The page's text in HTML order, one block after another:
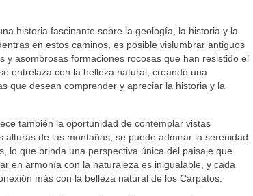
historia fascinante sobre la geología, la historia y la
en estos caminos, es posible vislumbrar antiguos
y asombrosas formaciones rocosas que han resistido el
entrelaza con la belleza natural, creando una
que desean comprender y apreciar la historia y la
también la oportunidad de contemplar vistas
alturas de las montañas, se puede admirar la serenidad
lo que brinda una perspectiva única del paisaje que
en armonía con la naturaleza es inigualable, y cada
más con la belleza natural de los Cárpatos.